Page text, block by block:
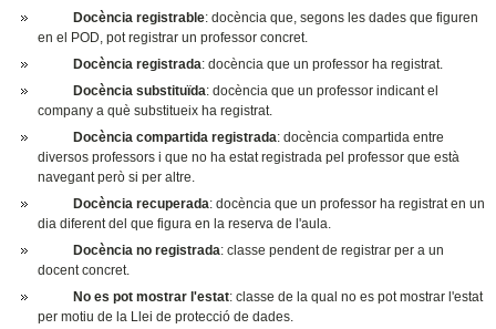
Docència registrable: docència que, segons les dades que figuren
en el POD, pot registrar un professor concret.
Docència registrada: docència que un professor ha registrat.
Docència substituïda: docència que un professor indicant el
company a què substitueix ha registrat.
Docència compartida registrada: docència compartida entre
diversos professors i que no ha estat registrada pel professor que està
navegant però si per altre.
Docència recuperada: docència que un professor ha registrat en un
dia diferent del que figura en la reserva de l'aula.
Docència no registrada: classe pendent de registrar per a un
docent concret.
No es pot mostrar l'estat: classe de la qual no es pot mostrar l'estat
per motiu de la Llei de protecció de dades.